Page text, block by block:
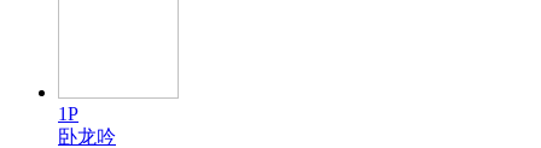
1P
卧龙吟